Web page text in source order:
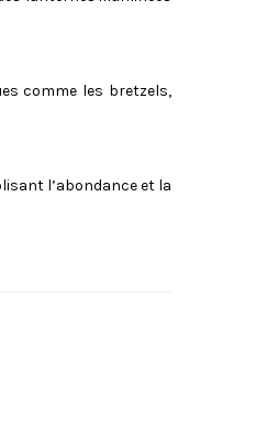
comme les bretzels,
l’abondance et la